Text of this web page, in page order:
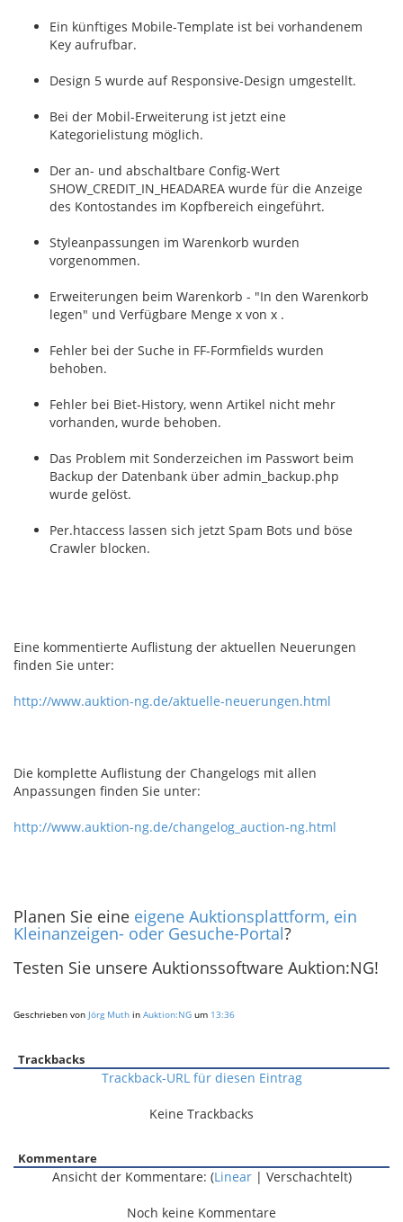
Ein künftiges Mobile-Template ist bei vorhandenem
Key aufrufbar.
Design 5 wurde auf Responsive-Design umgestellt.
Bei der Mobil-Erweiterung ist jetzt eine
Kategorielistung möglich.
Der an- und abschaltbare Config-Wert
SHOW_CREDIT_IN_HEADAREA wurde für die Anzeige
des Kontostandes im Kopfbereich eingeführt.
Styleanpassungen im Warenkorb wurden
vorgenommen.
Erweiterungen beim Warenkorb - "In den Warenkorb
legen" und Verfügbare Menge x von x .
Fehler bei der Suche in FF-Formfields wurden
behoben.
Fehler bei Biet-History, wenn Artikel nicht mehr
vorhanden, wurde behoben.
Das Problem mit Sonderzeichen im Passwort beim
Backup der Datenbank über admin_backup.php
wurde gelöst.
Per.htaccess lassen sich jetzt Spam Bots und böse
Crawler blocken.
Eine kommentierte Auflistung der aktuellen Neuerungen
finden Sie unter:
http://www.auktion-ng.de/aktuelle-neuerungen.html
Die komplette Auflistung der Changelogs mit allen
Anpassungen finden Sie unter:
http://www.auktion-ng.de/changelog_auction-ng.html
Planen Sie eine eigene Auktionsplattform, ein
Kleinanzeigen- oder Gesuche-Portal?
Testen Sie unsere Auktionssoftware Auktion:NG!
Geschrieben von Jörg Muth in Auktion:NG um 13:36
Trackbacks
Trackback-URL für diesen Eintrag
Keine Trackbacks
Kommentare
Ansicht der Kommentare: (Linear| Verschachtelt)
Noch keine Kommentare